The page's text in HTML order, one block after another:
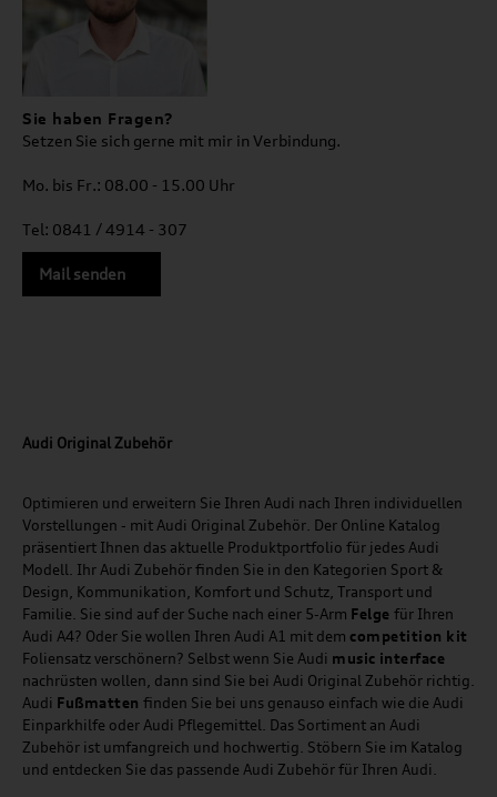
Sie haben Fragen?
Setzen Sie sich gerne mit mir in Verbindung.
Mo. bis Fr.: 08.00 - 15.00 Uhr
Tel: 0841 / 4914 - 307
Mail senden
Audi Original Zubehör
Optimieren und erweitern Sie Ihren Audi nach Ihren individuellen
Vorstellungen - mit Audi Original Zubehör. Der Online Katalog
präsentiert Ihnen das aktuelle Produktportfolio für jedes Audi
Modell. Ihr Audi Zubehör finden Sie in den Kategorien Sport &
Design, Kommunikation, Komfort und Schutz, Transport und
Familie. Sie sind auf der Suche nach einer 5-Arm Felge für Ihren
Audi A4? Oder Sie wollen Ihren Audi A1 mit dem competition kit
Foliensatz verschönern? Selbst wenn Sie Audi music interface
nachrüsten wollen, dann sind Sie bei Audi Original Zubehör richtig.
Audi Fußmatten finden Sie bei uns genauso einfach wie die Audi
Einparkhilfe oder Audi Pflegemittel. Das Sortiment an Audi
Zubehör ist umfangreich und hochwertig. Stöbern Sie im Katalog
und entdecken Sie das passende Audi Zubehör für Ihren Audi.